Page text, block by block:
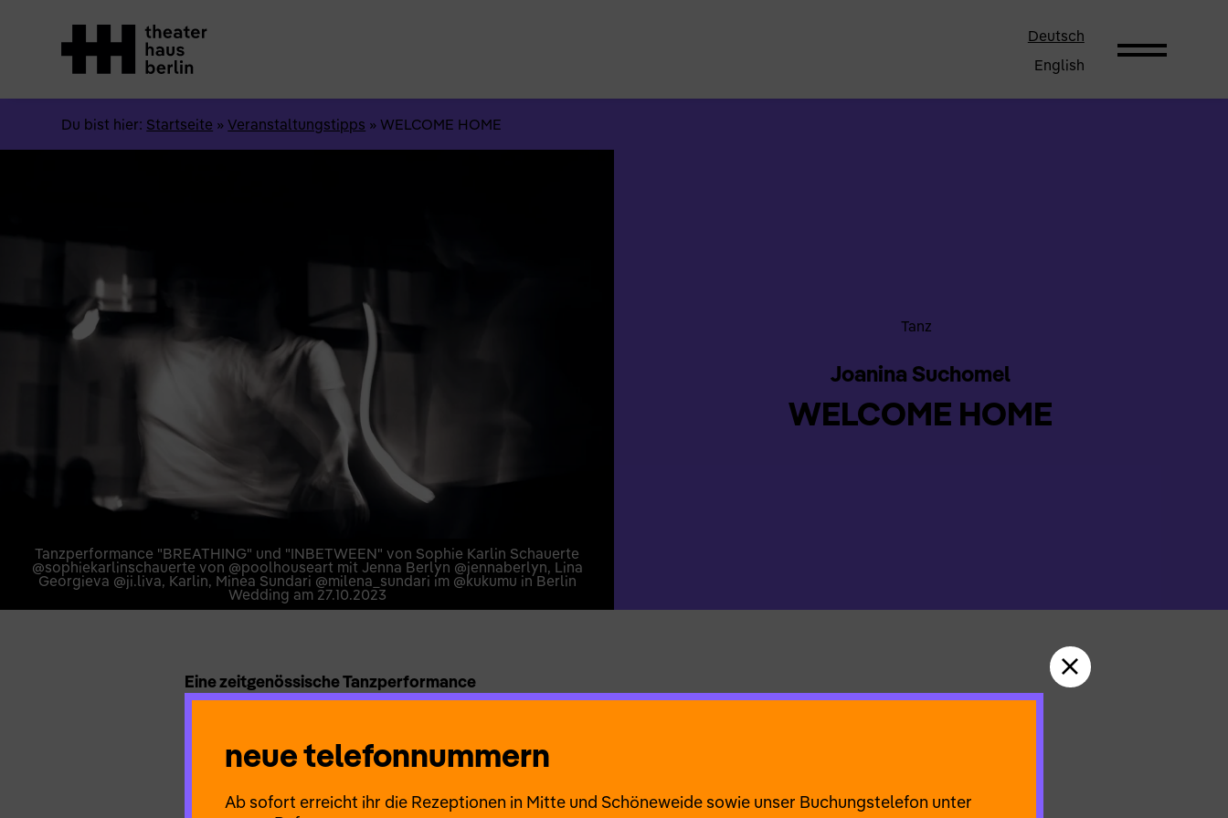
Deutsch
English
Du bist hier: Startseite »Veranstaltungstipps »WELCOME HOME
Tanzperformance "BREATHING" und "INBETWEEN" von Sophie Karlin Schauerte
@sophiekarlinschauerte von @poolhouseart mit Jenna Berlyn @jennaberlyn, Lina
Georgieva @ji.liva, Karlin, Minea Sundari @milena_sundari im @kukumu in Berlin
Wedding am 27.10.2023
Tanz
Joanina Suchomel
WELCOME HOME
Eine zeitgenössische Tanzperformance
riechst den vertrauten Geruch der alten Möbel, hörst den Mittagskaffe hochkochen. Oder wer ist
das: Zuhause? Ist es die Hand, nach der du greifst, wenn du in die morgendliche Kälte der
Ist es ein Konzept oder ein Gefühl – ist es real?
neue telefonnummern
Ab sofort erreicht ihr die Rezeptionen in Mitte und Schöneweide sowie unser Buchungstelefon unter